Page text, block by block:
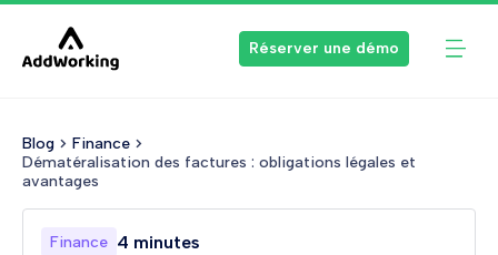
Réserver une démo
Blog
Finance
Dématéralisation des factures : obligations légales et
avantages
Finance 4 minutes